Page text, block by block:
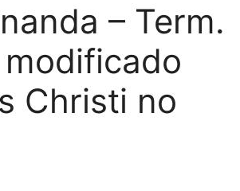
– Term.
Christi no